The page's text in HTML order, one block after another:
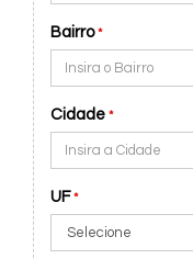
Bairro *
Cidade *
UF *